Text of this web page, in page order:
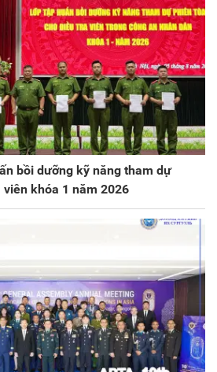
bồi dưỡng kỹ năng tham dự
khóa 1 năm 2026